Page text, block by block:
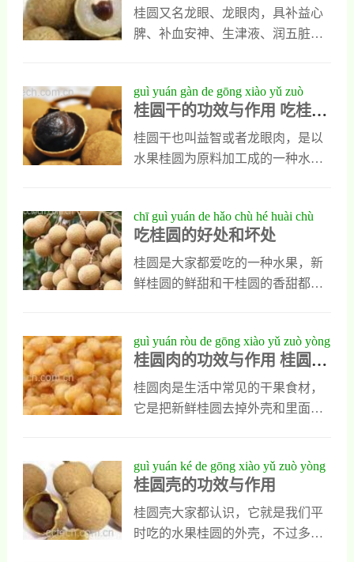
步：粥会变得粘稠，再加入之前的
冰糖调味即可。二、龙眼的营养价
善脑部动脉
丰富，保健功效出色，人们食用以
后能健脑益智补益气血也能提高身
营养价值极高的健康食材，它不但
含有碳水化合物，还含有丰富植物
蛋白和大量的天然果糖，另外微量
元素磷，钙以及核黄素，还有泥和
收和利用，能缓解体
桂圆又名龙眼、龙眼肉，具补益心
脾、补血安神、生津液、润五脏之
1223、葡萄糖2691、酒石酸126、蛋
白质141、脂肪045、维生素C1637
毫克、维生素K1966毫克，还有维
生素B1、B2、P等，经过处理制成
毫克等多种矿物质，还有多种氨基
酸、皂素、X甘氨酸、鞣质、胆碱
等，这是其强大滋补能力的来源。
龙眼含丰富的葡萄糖、蔗糖和蛋白
guì yuán gàn de gōng xiào yǔ zuò
yòng chī guì yuán gàn yǒu něi xiē
yòng tú
桂圆干的功效与作用 吃桂圆
干有哪些用途
桂圆干也叫益智或者龙眼肉，是以
水果桂圆为原料加工成的一种水果
丰富，有良好的滋补功效。今天我
也会对桂圆干的功效与作用做一个
具体的介绍，想近一步了解桂圆干
的朋友可以认真看一看。桂圆干的
量的微量元素铁和钾与锌，这些物
质被人体吸收以后可以促进血红蛋
白再生，也能提高血红细胞活性，
能起到明显的补血作用，对人们因
到镇静安神的重要
chī guì yuán de hǎo chù hé huài chù
吃桂圆的好处和坏处
桂圆是大家都爱吃的一种水果，新
鲜桂圆的鲜甜和干桂圆的香甜都让
水果都可以多吃的哦，下面就由小
编来为你介绍一下吃桂圆的好处和
坏处吧，让大家能根据自己的身体
情况适量的吃，这样吃水果的方法
的好处。桂圆含葡萄糖、蔗糖及蛋
白质，这些都是身体新陈代谢和大
脑运动所需要的重要物质。 2.有补
血益气、安神定志的好处。桂圆含
guì yuán ròu de gōng xiào yǔ zuò yòng
guì yuán ròu de jìn jì
桂圆肉的功效与作用 桂圆肉
的禁忌
桂圆肉是生活中常见的干果食材，
它是把新鲜桂圆去掉外壳和里面的
煲汤喝，能让人体吸收丰富营养也
能补益气血，下面是堆桂圆肉功效
与作用的具体介绍，能让大家对他
有更全面的了解，同时也会让大家
guì yuán ké de gōng xiào yǔ zuò yòng
桂圆壳的功效与作用
桂圆壳大家都认识，它就是我们平
时吃的水果桂圆的外壳，不过多数